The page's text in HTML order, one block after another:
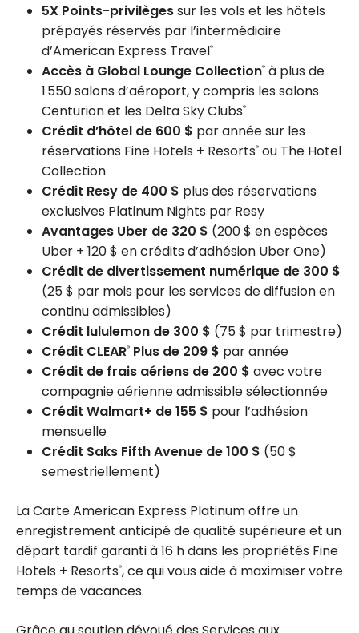
5X Points-privilègessur les vols et les hôtels
prépayés réservés par l’intermédiaire
d’American Express Travel®
Accès à Global Lounge Collection® à plus de
1 550 salons d’aéroport, y compris les salons
Centurion et les Delta Sky Clubs®
Crédit d’hôtel de 600 $ par année sur les
réservations Fine Hotels + Resorts® ou The Hotel
Collection
Crédit Resy de 400 $ plus des réservations
exclusives Platinum Nights par Resy
Avantages Uber de 320 $ (200 $ en espèces
Uber + 120 $ en crédits d’adhésion Uber One)
Crédit de divertissement numérique de 300 $
(25 $ par mois pour les services de diffusion en
continu admissibles)
Crédit lululemon de 300 $ (75 $ par trimestre)
Crédit CLEAR® Plus de 209 $ par année
Crédit de frais aériens de 200 $ avec votre
compagnie aérienne admissible sélectionnée
Crédit Walmart+ de 155 $ pour l’adhésion
mensuelle
Crédit Saks Fifth Avenue de 100 $ (50 $
semestriellement)
La Carte American Express Platinum offre un
enregistrement anticipé de qualité supérieure et un
départ tardif garanti à 16 h dans les propriétés Fine
Hotels + Resorts®, ce qui vous aide à maximiser votre
temps de vacances.